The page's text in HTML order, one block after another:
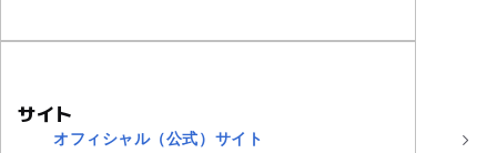
サイト
オフィシャル（公式）サイト